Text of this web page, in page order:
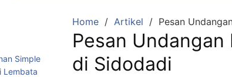
Home Artikel Pesan
Pesan
di Sidodadi
Simple
Lembata